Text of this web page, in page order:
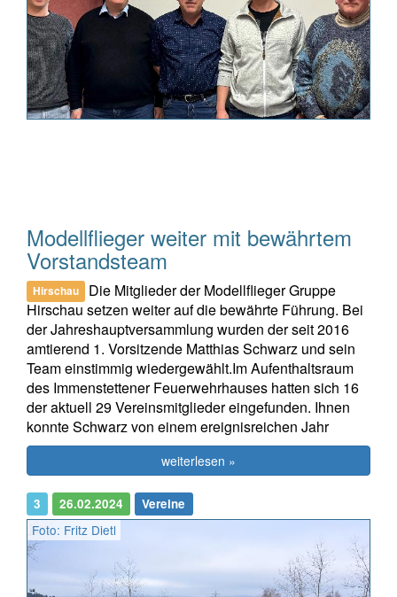
Modellflieger weiter mit bewährtem
Vorstandsteam
Hirschau
Die Mitglieder der Modellflieger Gruppe
Hirschau setzen weiter auf die bewährte Führung. Bei
der Jahreshauptversammlung wurden der seit 2016
amtierend 1. Vorsitzende Matthias Schwarz und sein
Team einstimmig wiedergewählt.Im Aufenthaltsraum
des Immenstettener Feuerwehrhauses hatten sich 16
der aktuell 29 Vereinsmitglieder eingefunden. Ihnen
konnte Schwarz von einem ereignisreichen Jahr
weiterlesen »
3 26.02.2024 Vereine
Foto: Fritz Dietl